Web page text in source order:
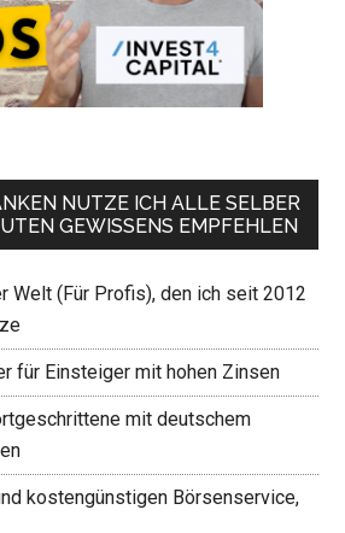
NUTZE ICH ALLE SELBER
GEWISSENS EMPFEHLEN
Welt (Für Profis), den ich seit 2012
für Einsteiger mit hohen Zinsen
mit deutschem
kostengünstigen Börsenservice,